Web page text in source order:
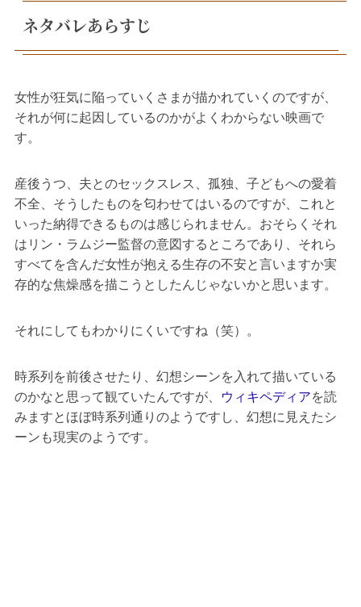
ネタバレあらすじ
女性が狂気に陥っていくさまが描かれていくのですが、
それが何に起因しているのかがよくわからない映画で
す。
産後うつ、夫とのセックスレス、孤独、子どもへの愛着
不全、そうしたものを匂わせてはいるのですが、これと
いった納得できるものは感じられません。おそらくそれ
はリン・ラムジー監督の意図するところであり、それら
すべてを含んだ女性が抱える生存の不安と言いますか実
存的な焦燥感を描こうとしたんじゃないかと思います。
それにしてもわかりにくいですね（笑）。
時系列を前後させたり、幻想シーンを入れて描いている
のかなと思って観ていたんですが、
ウィキペディアを読
みますとほぼ時系列通りのようですし、幻想に見えたシ
ーンも現実のようです。